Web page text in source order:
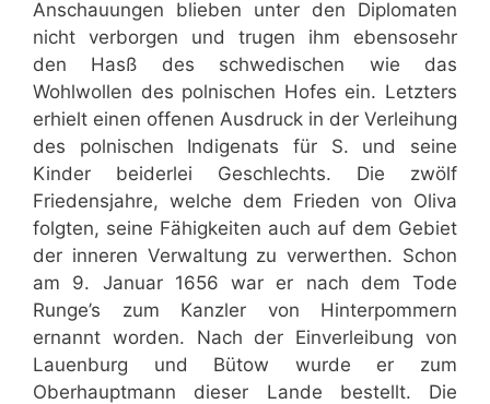
Anschauungen blieben unter den Diplomaten
nicht verborgen und trugen ihm ebensosehr
den Hasß des schwedischen wie das
Wohlwollen des polnischen Hofes ein. Letzters
erhielt einen offenen Ausdruck in der Verleihung
des polnischen Indigenats für S. und seine
Kinder beiderlei Geschlechts. Die zwölf
Friedensjahre, welche dem Frieden von Oliva
folgten, seine Fähigkeiten auch auf dem Gebiet
der inneren Verwaltung zu verwerthen. Schon
am 9. Januar 1656 war er nach dem Tode
Runge’s zum Kanzler von Hinterpommern
ernannt worden. Nach der Einverleibung von
Lauenburg und Bütow wurde er zum
Oberhauptmann dieser Lande bestellt. Die